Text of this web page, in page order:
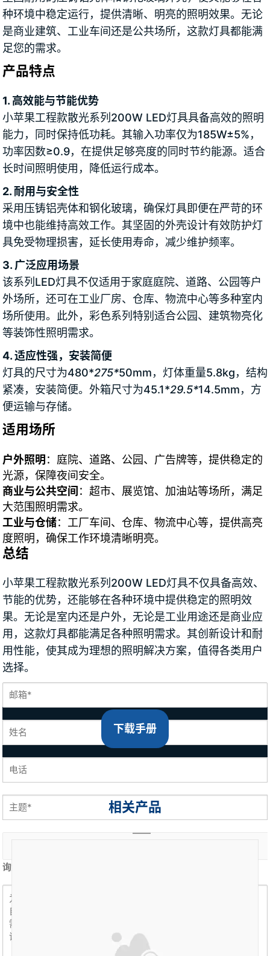
种环境中稳定运行，提供清晰、明亮的照明效果。无论
是商业建筑、工业车间还是公共场所，这款灯具都能满
足您的需求。
产品特点
1. 高效能与节能优势
小苹果工程款散光系列200W LED灯具具备高效的照明
能力，同时保持低功耗。其输入功率仅为185W±5%，
功率因数≥0.9，在提供足够亮度的同时节约能源。适合
长时间照明使用，降低运行成本。
2. 耐用与安全性
采用压铸铝壳体和钢化玻璃，确保灯具即便在严苛的环
境中也能维持高效工作。其坚固的外壳设计有效防护灯
具免受物理损害，延长使用寿命，减少维护频率。
3. 广泛应用场景
该系列LED灯具不仅适用于家庭庭院、道路、公园等户
外场所，还可在工业厂房、仓库、物流中心等多种室内
场所使用。此外，彩色系列特别适合公园、建筑物亮化
等装饰性照明需求。
4. 适应性强，安装简便
灯具的尺寸为480*275*50mm，灯体重量5.8kg，结构
紧凑，安装简便。外箱尺寸为45.1*29.5*14.5mm，方
便运输与存储。
适用场所
户外照明 ：庭院、道路、公园、广告牌等，提供稳定的
光源，保障夜间安全。
商业与公共空间 ：超市、展览馆、加油站等场所，满足
大范围照明需求。
工业与仓储：工厂车间、仓库、物流中心等，提供高亮
度照明，确保工作环境清晰明亮。
总结
小苹果工程款散光系列200W LED灯具不仅具备高效、
节能的优势，还能够在各种环境中提供稳定的照明效
果。无论是室内还是户外，无论是工业用途还是商业应
用，这款灯具都能满足各种照明需求。其创新设计和耐
用性能，使其成为理想的照明解决方案，值得各类用户
选择。
询盘内容 *
下载手册
相关产品